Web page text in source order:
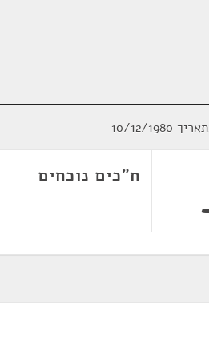
12/1980
ח"כים נוכחים